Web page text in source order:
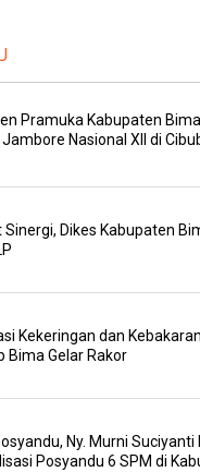
Pramuka Kabupaten
Nasional XII di
Sinergi, Dikes Kabupaten
Kekeringan dan
Bima Gelar Rakor
Ny. Murni Suciyanti
Posyandu 6 SPM di